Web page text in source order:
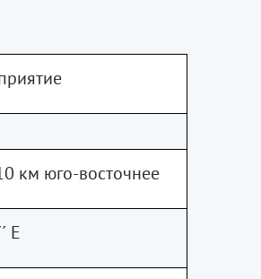
км юго-восточнее
E